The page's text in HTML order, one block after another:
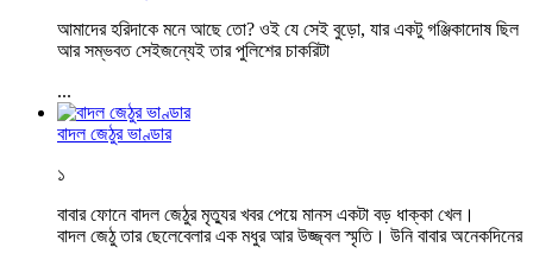
আমাদের হরিদাকে মনে আছে তো? ওই যে সেই বুড়ো, যার একটু গঞ্জিকাদোষ ছিল
আর সম্ভবত সেইজন্যেই তার পুলিশের চাকরিটা
...
বাদল জেঠুর ভাণ্ডার
১
বাবার ফোনে বাদল জেঠুর মৃত্যুর খবর পেয়ে মানস একটা বড় ধাক্কা খেল।
বাদল জেঠু তার ছেলেবেলার এক মধুর আর উজ্জ্বল স্মৃতি। উনি বাবার অনেকদিনের